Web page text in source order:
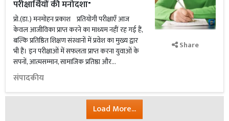
परीक्षार्थियों की मनोदशा"
प्रो.(डा.) मनमोहन प्रकाश ​प्रतियोगी परीक्षाएँ आज
केवल आजीविका प्राप्त करने का माध्यम नहीं रह गई हैं,
बल्कि प्रतिष्ठित शिक्षण संस्थानों में प्रवेश का मुख्य द्वार
भी हैं। इन परीक्षाओं में सफलता प्राप्त करना युवाओं के
सपनों, आत्मसम्मान, सामाजिक प्रतिष्ठा और...
संपादकीय
Share
Load More...